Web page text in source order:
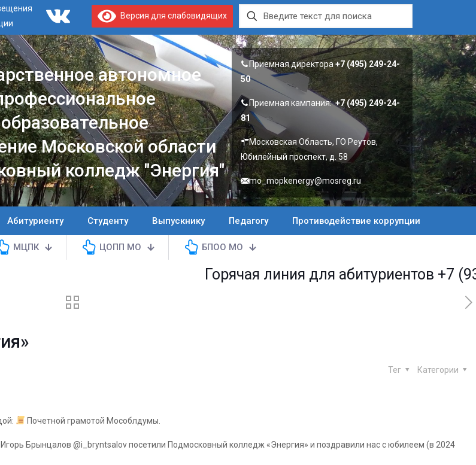
Версия для слабовидящих
автономное
образовательное
Московской области
колледж "Энергия"
Приемная директора+7 (495) 249-24-
50
Приемная кампания:+7 (495) 249-24-
81
Московская Область, ГО Реутов,
Юбилейный проспект, д. 58
mo_mopkenergy@mosreg.ru
Абитуриенту Студенту Выпускнику Педагогу Противодействие коррупции
МЦПК ЦОПП МО БПОО МО
Горячая линия для абитуриентов+7 (936)
Категории
Тег
Почетной грамотой Мособлдумы.
Брынцалов @i_bryntsalov посетили Подмосковный колледж «Энергия» и поздравили нас с юбилеем (в 2024